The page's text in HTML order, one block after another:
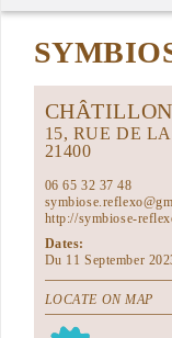
are
here
15, RUE DE
21400
06 65 32 37 48
http://symbiose-
Dates:
Du 11 September
LOCATE ON MAP